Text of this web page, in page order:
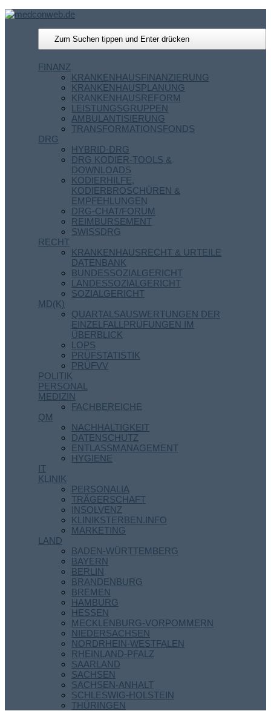
FINANZ
KRANKENHAUSFINANZIERUNG
KRANKENHAUSPLANUNG
KRANKENHAUSREFORM
LEISTUNGSGRUPPEN
AMBULANTISIERUNG
TRANSFORMATIONSFONDS
DRG
HYBRID-DRG
DRG KODIER-TOOLS &
DOWNLOADS
KODIERHILFE,
KODIERBROSCHÜREN &
EMPFEHLUNGEN
DRG-CHAT/FORUM
REIMBURSEMENT
SWISSDRG
RECHT
KRANKENHAUSRECHT & URTEILE
DATENBANK
BUNDESSOZIALGERICHT
LANDESSOZIALGERICHT
SOZIALGERICHT
MD(K)
QUARTALSAUSWERTUNGEN DER
EINZELFALLPRÜFUNGEN IM
ÜBERBLICK
LOPS
PRÜFSTATISTIK
PRÜFVV
POLITIK
PERSONAL
MEDIZIN
FACHBEREICHE
QM
NACHHALTIGKEIT
DATENSCHUTZ
ENTLASSMANAGEMENT
HYGIENE
IT
KLINIK
PERSONALIA
TRÄGERSCHAFT
INSOLVENZ
KLINIKSTERBEN.INFO
MARKETING
LAND
BADEN-WÜRTTEMBERG
BAYERN
BERLIN
BRANDENBURG
BREMEN
HAMBURG
HESSEN
MECKLENBURG-VORPOMMERN
NIEDERSACHSEN
NORDRHEIN-WESTFALEN
RHEINLAND-PFALZ
SAARLAND
SACHSEN
SACHSEN-ANHALT
SCHLESWIG-HOLSTEIN
THÜRINGEN